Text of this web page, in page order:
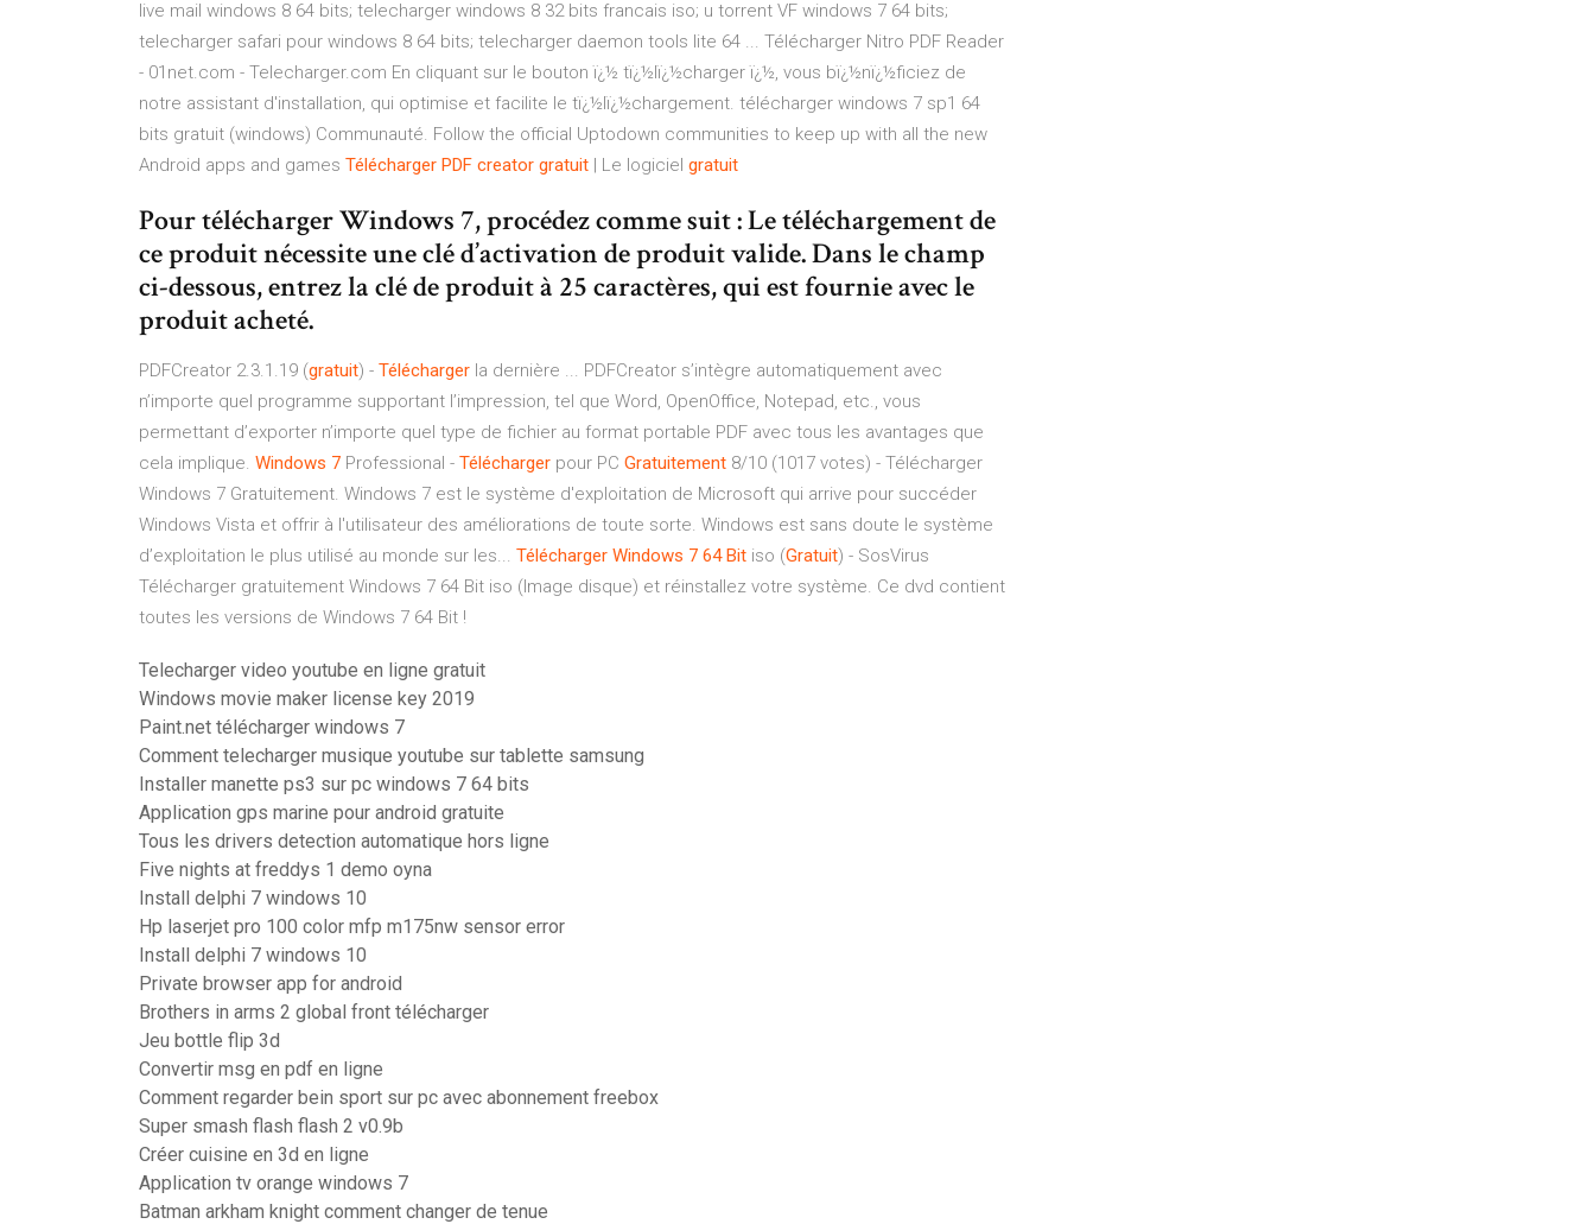
live mail windows 8 64 bits; telecharger windows 8 32 bits francais iso; u torrent VF windows 7 64 bits;
telecharger safari pour windows 8 64 bits; telecharger daemon tools lite 64 ... Télécharger Nitro PDF Reader
- 01net.com - Telecharger.com En cliquant sur le bouton ï¿½ tï¿½lï¿½charger ï¿½, vous bï¿½nï¿½ficiez de
notre assistant d'installation, qui optimise et facilite le tï¿½lï¿½chargement. télécharger windows 7 sp1 64
bits gratuit (windows) Communauté. Follow the official Uptodown communities to keep up with all the new
Android apps and games Télécharger PDF creator gratuit | Le logiciel gratuit
Pour télécharger Windows 7, procédez comme suit : Le téléchargement de
ce produit nécessite une clé d’activation de produit valide. Dans le champ
ci-dessous, entrez la clé de produit à 25 caractères, qui est fournie avec le
produit acheté.
PDFCreator 2.3.1.19 (gratuit) - Télécharger la dernière ... PDFCreator s’intègre automatiquement avec
n’importe quel programme supportant l’impression, tel que Word, OpenOffice, Notepad, etc., vous
permettant d’exporter n’importe quel type de fichier au format portable PDF avec tous les avantages que
cela implique. Windows 7 Professional - Télécharger pour PC Gratuitement 8/10 (1017 votes) - Télécharger
Windows 7 Gratuitement. Windows 7 est le système d'exploitation de Microsoft qui arrive pour succéder
Windows Vista et offrir à l'utilisateur des améliorations de toute sorte. Windows est sans doute le système
d’exploitation le plus utilisé au monde sur les... Télécharger Windows 7 64 Bit iso (Gratuit) - SosVirus
Télécharger gratuitement Windows 7 64 Bit iso (Image disque) et réinstallez votre système. Ce dvd contient
toutes les versions de Windows 7 64 Bit !
Telecharger video youtube en ligne gratuit
Windows movie maker license key 2019
Paint.net télécharger windows 7
Comment telecharger musique youtube sur tablette samsung
Installer manette ps3 sur pc windows 7 64 bits
Application gps marine pour android gratuite
Tous les drivers detection automatique hors ligne
Five nights at freddys 1 demo oyna
Install delphi 7 windows 10
Hp laserjet pro 100 color mfp m175nw sensor error
Install delphi 7 windows 10
Private browser app for android
Brothers in arms 2 global front télécharger
Jeu bottle flip 3d
Convertir msg en pdf en ligne
Comment regarder bein sport sur pc avec abonnement freebox
Super smash flash flash 2 v0.9b
Créer cuisine en 3d en ligne
Application tv orange windows 7
Batman arkham knight comment changer de tenue